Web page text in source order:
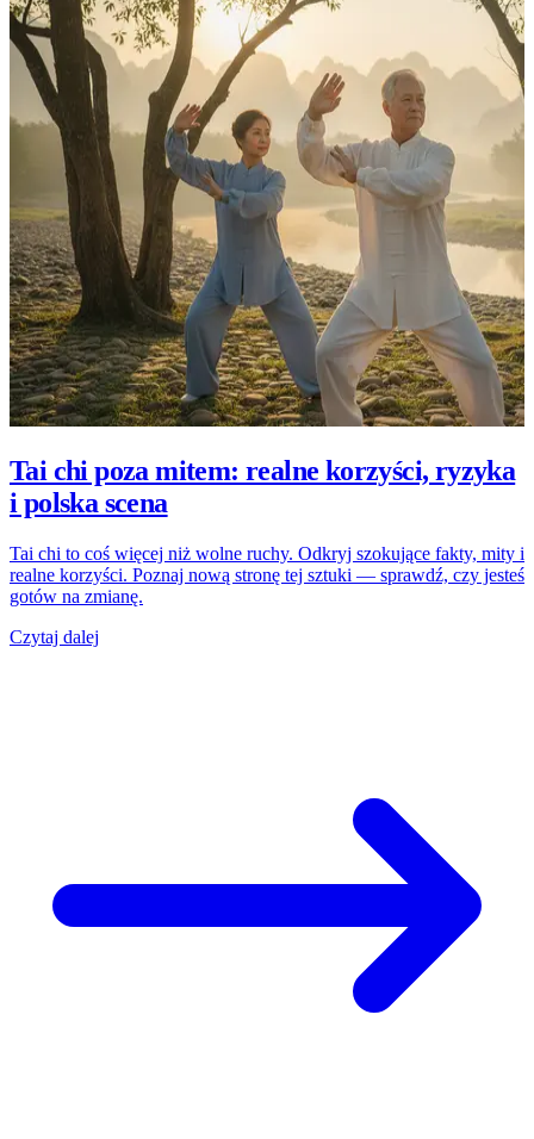
Tai chi poza mitem: realne korzyści, ryzyka
i polska scena
Tai chi to coś więcej niż wolne ruchy. Odkryj szokujące fakty, mity i
realne korzyści. Poznaj nową stronę tej sztuki — sprawdź, czy jesteś
gotów na zmianę.
Czytaj dalej